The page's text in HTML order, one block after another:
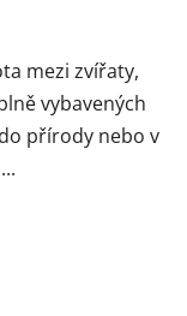
mezi zvířaty,
vybavených
přírody nebo v